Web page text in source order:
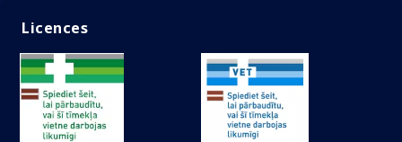
Licences